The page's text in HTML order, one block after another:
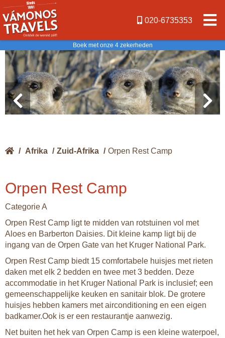
020-6735353
Boek met onze 4 zekerheden
/ Afrika / Zuid-Afrika / Orpen Rest Camp
Orpen Rest Camp
Categorie A
Orpen Rest Camp ligt te midden van rotstuinen vol met
Aloes en Barberton Daisies. Dit kleine kamp ligt bij de
ingang van de Orpen Gate van het Kruger National Park.
Orpen Rest Camp biedt 15 comfortabele huisjes met rieten
daken met elk 2 bedden en twee met 3 bedden. Deze
accommodatie in het Kruger National Park is inclusief; een
gemeenschappelijke keuken en sanitair blok. De grotere
huisjes hebben kamers met airconditioning en een eigen
badkamer.Ook is er een restaurantje aanwezig.
Net buiten het hek van Orpen Camp is een kleine waterpoel,